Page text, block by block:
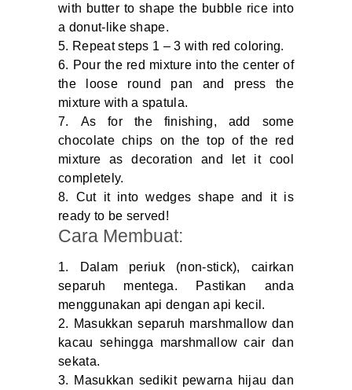
with butter to shape the bubble rice into
a donut-like shape.
Repeat steps 1 – 3 with red coloring.
Pour the red mixture into the center of
the loose round pan and press the
mixture with a spatula.
As for the finishing, add some
chocolate chips on the top of the red
mixture as decoration and let it cool
completely.
Cut it into wedges shape and it is
ready to be served!
Cara Membuat:
Dalam periuk (non-stick), cairkan
separuh mentega. Pastikan anda
menggunakan api dengan api kecil.
Masukkan separuh marshmallow dan
kacau sehingga marshmallow cair dan
sekata.
Masukkan sedikit pewarna hijau dan